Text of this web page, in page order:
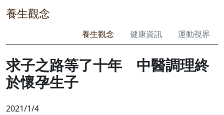
養生觀念
養生觀念 健康資訊 運動視界
求子之路等了十年 中醫調理終
於懷孕生子
2021/1/4